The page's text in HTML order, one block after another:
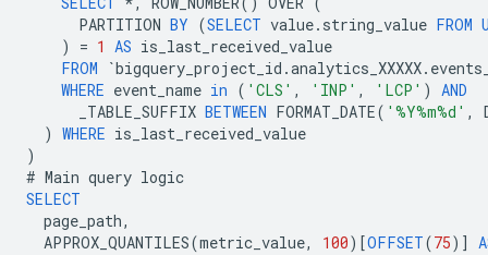
PARTITION BY (SELECT value. string_value FROM
)
= 1 AS is_last_received_value
FROM
`bigquery_project_id .analytics_XXXXX.
WHERE event_name in ( 'CLS' , 'INP' , 'LCP' )
AND
_TABLE_SUFFIX BETWEEN FORMAT_DATE( '%Y%m%d' ,
) WHERE is_last_received_value
)
# Main query logic
SELECT
page_path,
APPROX_QUANTILES(metric_value, 100)[OFFSET(75)]